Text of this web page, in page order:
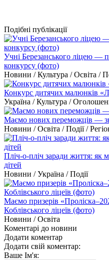
Подібні публікації
Учні Березанського ліцею —
конкурсу (фото)
Новини / Культура / Освіта /
Конкурс дитячих малюнків
Україна / Культура /
Маємо нових переможців —
Новини / Освіта / Події /
Пліч-о-пліч заради життя: як
дітей
Новини / Україна / Події
Маємо призерів
Коблівського ліцеїв (фото)
Новини / Освіта
Коментарі до новини
Додати коментар
Додати свій коментар:
Ваше Ім'я: